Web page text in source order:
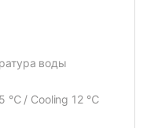
воды
℃ / Cooling 12 ℃